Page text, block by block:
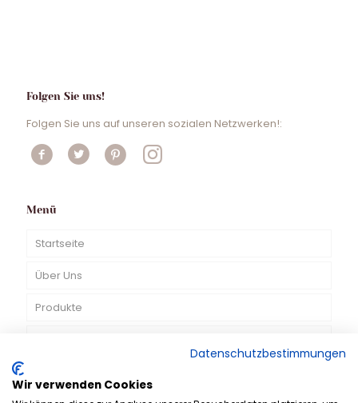
Folgen Sie uns!
Folgen Sie uns auf unseren sozialen Netzwerken!:
Menü
Startseite
Über Uns
Produkte
Datenschutzbestimmungen
Wir verwenden Cookies